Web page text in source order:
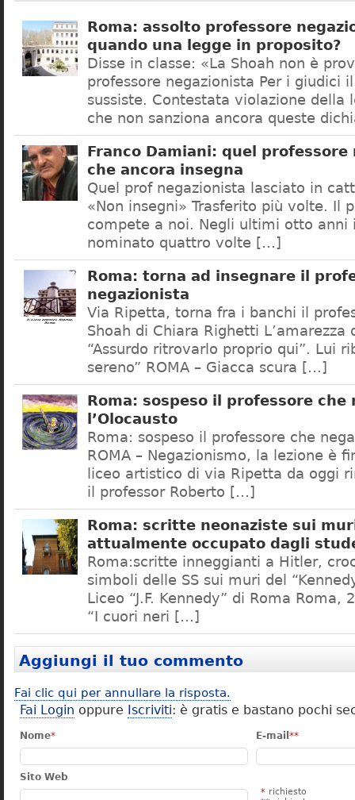
Roma: assolto professore
quando una legge in proposito?
Disse in classe: «La Shoah non è
professore negazionista Per i giudici
sussiste. Contestata violazione della
che non sanziona ancora queste
Franco Damiani: quel professore
che ancora insegna
Quel prof negazionista lasciato in
«Non insegni» Trasferito più volte. Il
compete a noi. Negli ultimi otto anni
nominato quattro volte […]
Roma: torna ad insegnare il
negazionista
Via Ripetta, torna fra i banchi il
Shoah di Chiara Righetti L’amarezza
“Assurdo ritrovarlo proprio qui”. Lui
sereno” ROMA – Giacca scura […]
Roma: sospeso il professore che
l’Olocausto
Roma: sospeso il professore che
ROMA – Negazionismo, la lezione è
liceo artistico di via Ripetta da oggi
il professor Roberto […]
Roma: scritte neonaziste sui
attualmente occupato dagli
Roma:scritte inneggianti a Hitler,
simboli delle SS sui muri del
Liceo “J.F. Kennedy” di Roma Roma,
“I cuori neri […]
Aggiungi il tuo commento
Fai clic qui per annullare la risposta.
Fai Login oppure Iscriviti: è gratis e bastano pochi
Nome* E-mail **
Sito Web
* richiesto